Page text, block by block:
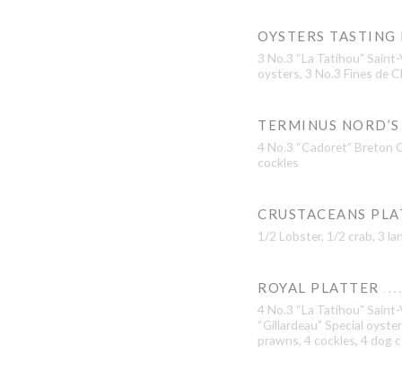
OYSTERS TASTING
3 No.3 “La Tatihou”
oysters, 3 No.3 Fines de
TERMINUS
4 No.3 “Cadoret” Breton
cockles
CRUSTACEANS
1/2 Lobster, 1/2 crab, 3
ROYAL PLATTER
4 No.3 “La Tatihou”
“Gillardeau” Special
prawns, 4 cockles, 4 dog